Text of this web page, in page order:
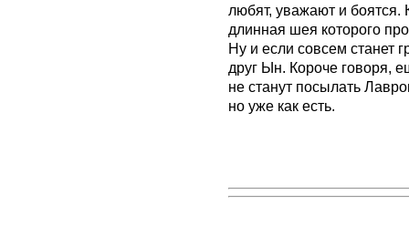
любят, уважают и боятся.
длинная шея которого
Ну и если совсем станет
друг Ын. Короче говоря,
не станут посылать
но уже как есть.